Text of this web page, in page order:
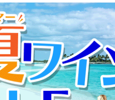
短8月8日(土)出荷
ついてはこちらをクリ
ます。最新情報は佐川急
ニャン